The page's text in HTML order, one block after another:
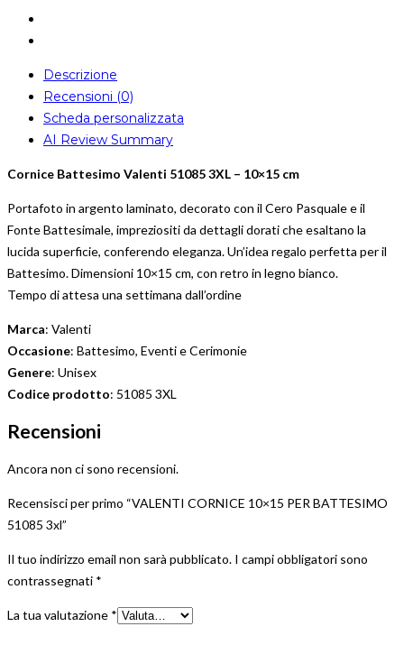
Descrizione
Recensioni (0)
Scheda personalizzata
AI Review Summary
Cornice Battesimo Valenti 51085 3XL – 10×15 cm
Portafoto in argento laminato, decorato con il Cero Pasquale e il
Fonte Battesimale, impreziositi da dettagli dorati che esaltano la
lucida superficie, conferendo eleganza. Un’idea regalo perfetta per il
Battesimo. Dimensioni 10×15 cm, con retro in legno bianco.
Tempo di attesa una settimana dall’ordine
Marca: Valenti
Occasione: Battesimo, Eventi e Cerimonie
Genere: Unisex
Codice prodotto: 51085 3XL
Recensioni
Ancora non ci sono recensioni.
Recensisci per primo “VALENTI CORNICE 10×15 PER BATTESIMO
51085 3xl”
Il tuo indirizzo email non sarà pubblicato. I campi obbligatori sono
contrassegnati *
La tua valutazione *